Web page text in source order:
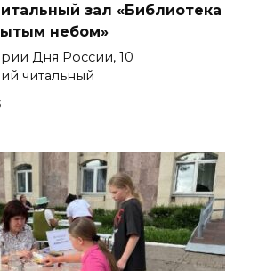
зал «Библиотека
небом»
Дня России, 10
читальный